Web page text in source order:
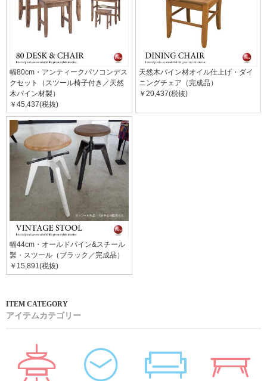
幅80cm・アンティークパソコンデス
クセット（スツール椅子付き／天然
木パイン材製）
￥45,437(税抜)
天然木パイン材オイル仕上げ・ダイ
ニングチェア（完成品）
￥20,437(税抜)
幅44cm・オールドパイン&スチール
製・スツール（ブラック／完成品）
￥15,891(税抜)
アイテムカテゴリー